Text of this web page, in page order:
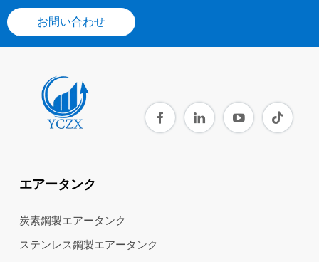
お問い合わせ
エアータンク
炭素鋼製エアータンク
ステンレス鋼製エアータンク